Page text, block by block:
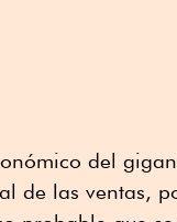
del
de las ventas,